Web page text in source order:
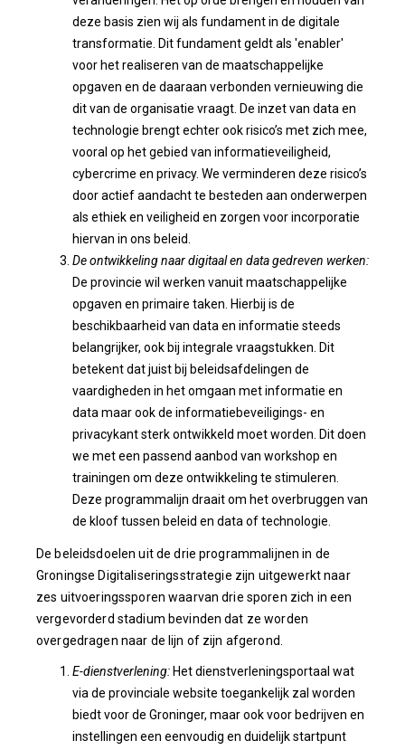
deze basis zien wij als fundament in de digitale
transformatie. Dit fundament geldt als 'enabler'
voor het realiseren van de maatschappelijke
opgaven en de daaraan verbonden vernieuwing die
dit van de organisatie vraagt. De inzet van data en
technologie brengt echter ook risico’s met zich mee,
vooral op het gebied van informatieveiligheid,
cybercrime en privacy. We verminderen deze risico’s
door actief aandacht te besteden aan onderwerpen
als ethiek en veiligheid en zorgen voor incorporatie
hiervan in ons beleid.
De ontwikkeling naar digitaal en data gedreven werken:
De provincie wil werken vanuit maatschappelijke
opgaven en primaire taken. Hierbij is de
beschikbaarheid van data en informatie steeds
belangrijker, ook bij integrale vraagstukken. Dit
betekent dat juist bij beleidsafdelingen de
vaardigheden in het omgaan met informatie en
data maar ook de informatiebeveiligings- en
privacykant sterk ontwikkeld moet worden. Dit doen
we met een passend aanbod van workshop en
trainingen om deze ontwikkeling te stimuleren.
Deze programmalijn draait om het overbruggen van
de kloof tussen beleid en data of technologie.
De beleidsdoelen uit de drie programmalijnen in de
Groningse Digitaliseringsstrategie zijn uitgewerkt naar
zes uitvoeringssporen waarvan drie sporen zich in een
vergevorderd stadium bevinden dat ze worden
overgedragen naar de lijn of zijn afgerond.
E-dienstverlening: Het dienstverleningsportaal wat
via de provinciale website toegankelijk zal worden
biedt voor de Groninger, maar ook voor bedrijven en
instellingen een eenvoudig en duidelijk startpunt